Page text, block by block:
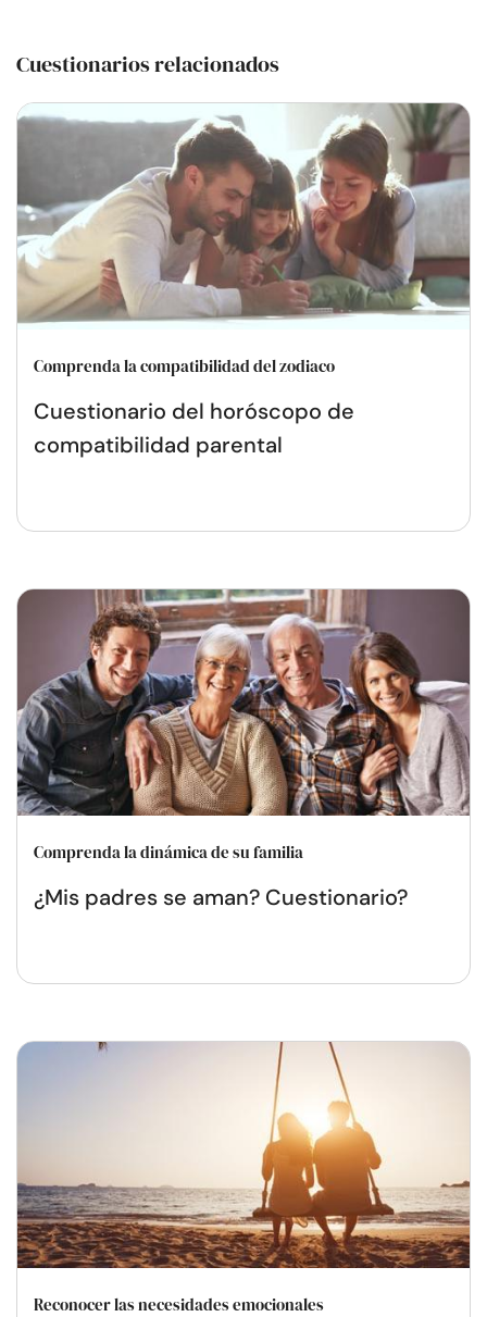
Cuestionarios relacionados
Comprenda la compatibilidad del zodiaco
Cuestionario del horóscopo de
compatibilidad parental
Comprenda la dinámica de su familia
¿Mis padres se aman? Cuestionario?
Reconocer las necesidades emocionales